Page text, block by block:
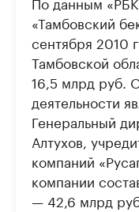
«Тамбовский
сентября 2010
Тамбовской
16,5 млрд руб.
деятельности
Генеральный
Алтухов,
компаний
компании
— 42,6 млрд